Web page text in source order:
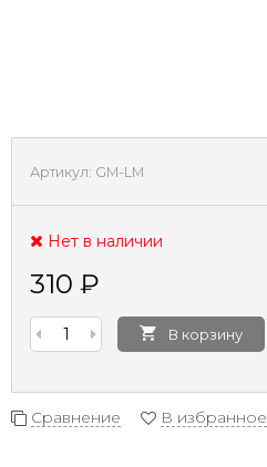
Артикул: GM-LM
Нет в наличии
310 ₽
В корзину
Сравнение В избранное